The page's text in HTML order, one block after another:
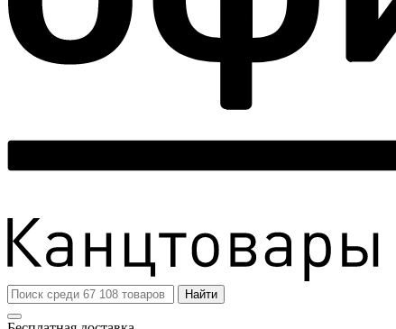
Найти